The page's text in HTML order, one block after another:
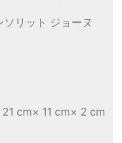
リット ジョーヌ
cm× 11 cm× 2 cm